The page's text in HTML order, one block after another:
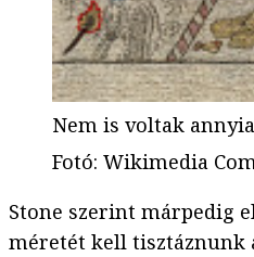
Nem is voltak
Fotó: Wikimedia
Stone szerint márpedig
méretét kell tisztáznunk